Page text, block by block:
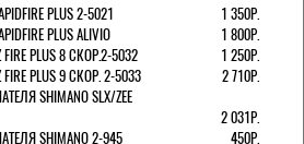
PLUS 2-5021
1 350Р.
PLUS ALIVIO
1 800Р.
PLUS 8 СКОР.2-5032
1 250Р.
PLUS 9 СКОР. 2-5033
2 710Р.
SHIMANO SLX/ZEE
2 031Р.
SHIMANO 2-945
450Р.